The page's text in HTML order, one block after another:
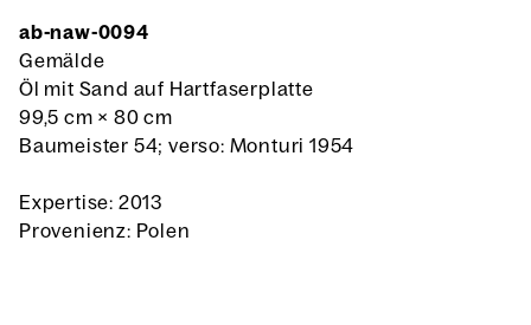
ab-naw-0094
Gemälde
Öl mit Sand auf Hartfaserplatte
99,5 cm ×80 cm
Baumeister 54; verso: Monturi 1954
Expertise: 2013
Provenienz: Polen